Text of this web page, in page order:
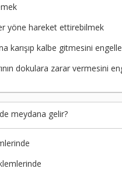
yöne hareket ettirebilmek
karışıp kalbe gitmesini
dokulara zarar vermesini
meydana gelir?